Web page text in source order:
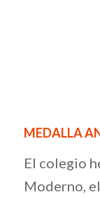
MEDALLA
El colegio
Moderno,